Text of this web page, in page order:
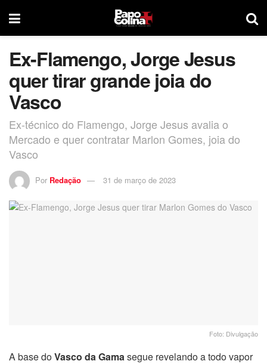
Ex-Flamengo, Jorge Jesus
quer tirar grande joia do
Vasco
Ex-técnico do Flamengo, Jorge Jesus avalia o
Mercado e quer contratar Marlon Gomes, joia do
Vasco
Por Redação 31 de março de 2023
Foto: Divulgação
A base doVasco da Gamasegue revelando a todo vapor